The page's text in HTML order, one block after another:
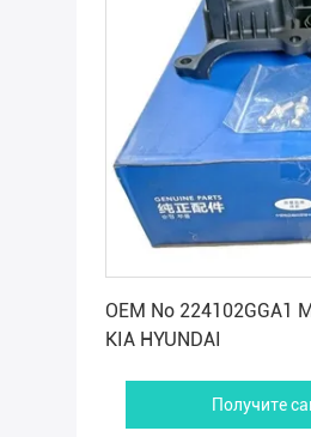
OEM No 224102GGA1
KIA HYUNDAI
Получите